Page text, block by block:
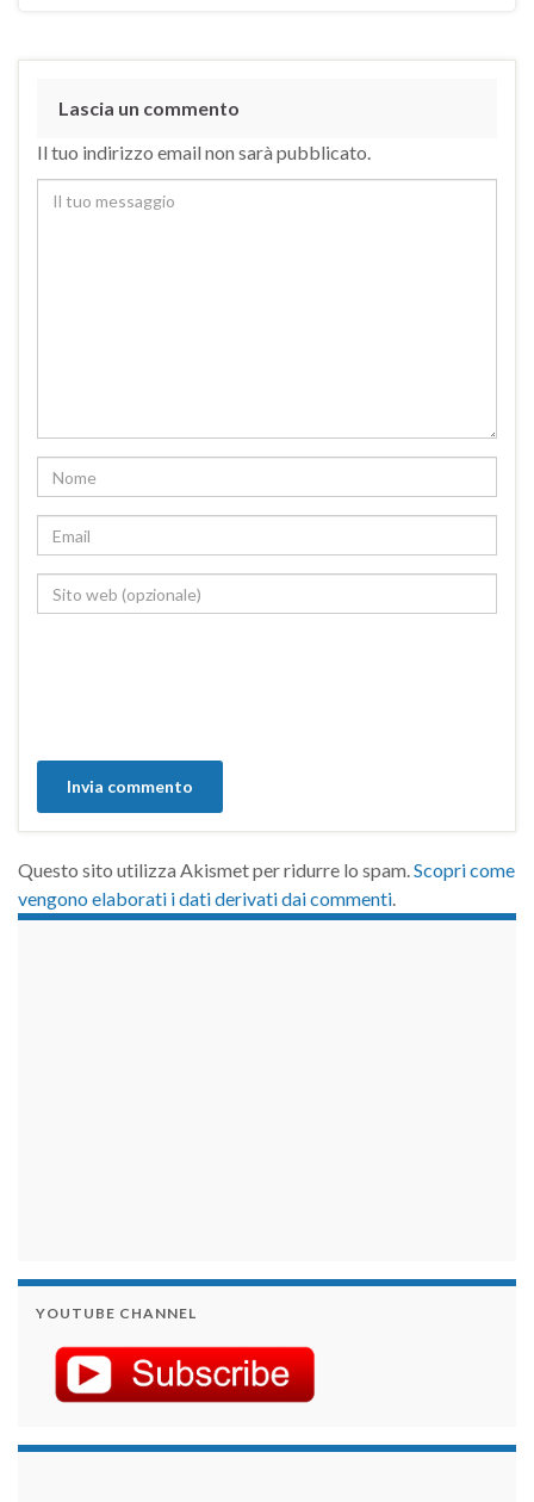
Lascia un commento
Il tuo indirizzo email non sarà pubblicato.
Questo sito utilizza Akismet per ridurre lo spam.Scopri come
vengono elaborati i dati derivati dai commenti.
YOUTUBE CHANNEL